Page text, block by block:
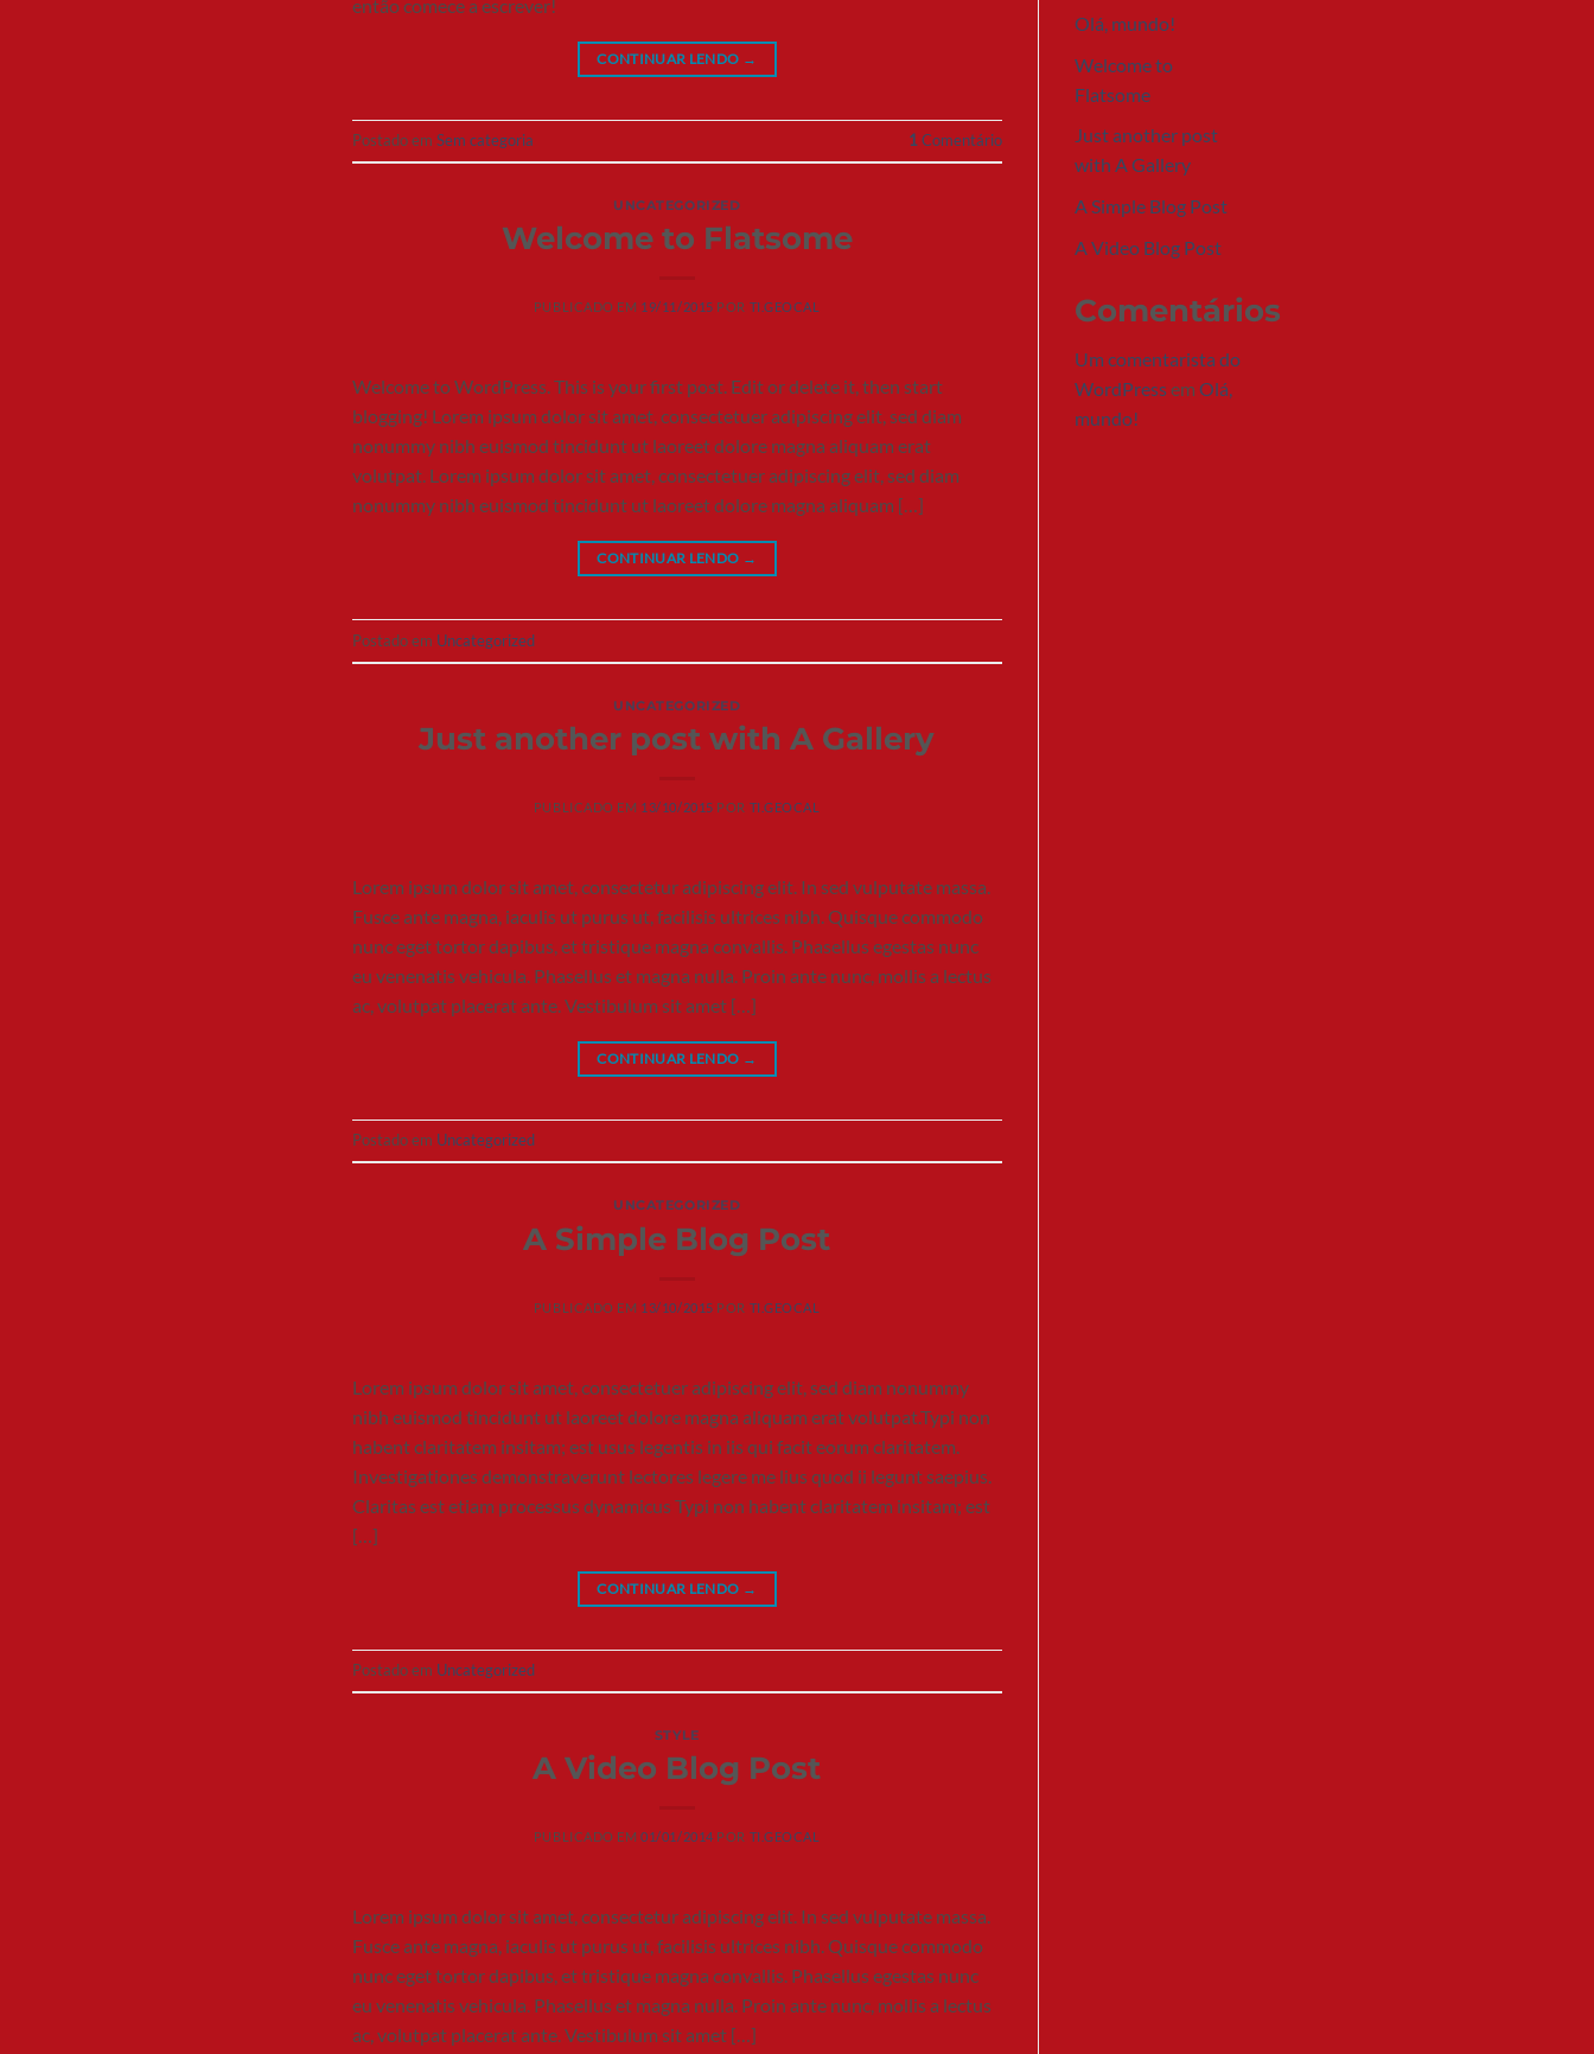
então comece a escrever!
CONTINUAR LENDO →
Postado em Sem categoria 1 Comentário
UNCATEGORIZED
Welcome to Flatsome
PUBLICADO EM 19/11/2015 POR TI.GEOCAL
Welcome to WordPress. This is your first post. Edit or delete it, then start
blogging! Lorem ipsum dolor sit amet, consectetuer adipiscing elit, sed diam
nonummy nibh euismod tincidunt ut laoreet dolore magna aliquam erat
volutpat. Lorem ipsum dolor sit amet, consectetuer adipiscing elit, sed diam
nonummy nibh euismod tincidunt ut laoreet dolore magna aliquam […]
CONTINUAR LENDO →
Postado em Uncategorized
UNCATEGORIZED
Just another post with A Gallery
PUBLICADO EM 13/10/2015 POR TI.GEOCAL
Lorem ipsum dolor sit amet, consectetur adipiscing elit. In sed vulputate massa.
Fusce ante magna, iaculis ut purus ut, facilisis ultrices nibh. Quisque commodo
nunc eget tortor dapibus, et tristique magna convallis. Phasellus egestas nunc
eu venenatis vehicula. Phasellus et magna nulla. Proin ante nunc, mollis a lectus
ac, volutpat placerat ante. Vestibulum sit amet […]
CONTINUAR LENDO →
Postado em Uncategorized
UNCATEGORIZED
A Simple Blog Post
PUBLICADO EM 13/10/2015 POR TI.GEOCAL
Lorem ipsum dolor sit amet, consectetuer adipiscing elit, sed diam nonummy
nibh euismod tincidunt ut laoreet dolore magna aliquam erat volutpat.Typi non
habent claritatem insitam; est usus legentis in iis qui facit eorum claritatem.
Investigationes demonstraverunt lectores legere me lius quod ii legunt saepius.
Claritas est etiam processus dynamicus Typi non habent claritatem insitam; est
[…]
CONTINUAR LENDO →
Postado em Uncategorized
STYLE
A Video Blog Post
PUBLICADO EM01/01/2014 POR TI.GEOCAL
Lorem ipsum dolor sit amet, consectetur adipiscing elit. In sed vulputate massa.
Fusce ante magna, iaculis ut purus ut, facilisis ultrices nibh. Quisque commodo
nunc eget tortor dapibus, et tristique magna convallis. Phasellus egestas nunc
eu venenatis vehicula. Phasellus et magna nulla. Proin ante nunc, mollis a lectus
ac, volutpat placerat ante. Vestibulum sit amet […]
Olá, mundo!
Welcome to
Flatsome
Just another post
with A Gallery
A Simple Blog Post
A Video Blog Post
Comentários
Um comentarista do
WordPressem Olá,
mundo!